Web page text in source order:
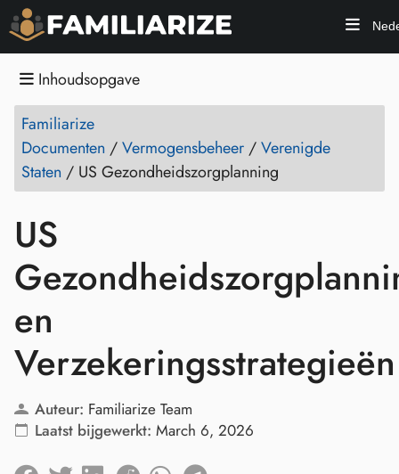
Inhoudsopgave
Familiarize
Documenten /Vermogensbeheer /Verenigde
Staten / US Gezondheidszorgplanning
US
en
Verzekeringsstrategieën
Auteur: Familiarize Team
Laatst bijgewerkt: March 6, 2026